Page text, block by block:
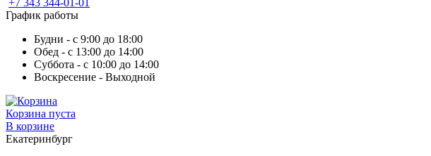
+7 343 344-01-01
График работы
Будни - с 9:00 до 18:00
Обед - с 13:00 до 14:00
Суббота - с 10:00 до 14:00
Воскресение - Выходной
Корзина пуста
В корзине
Екатеринбург